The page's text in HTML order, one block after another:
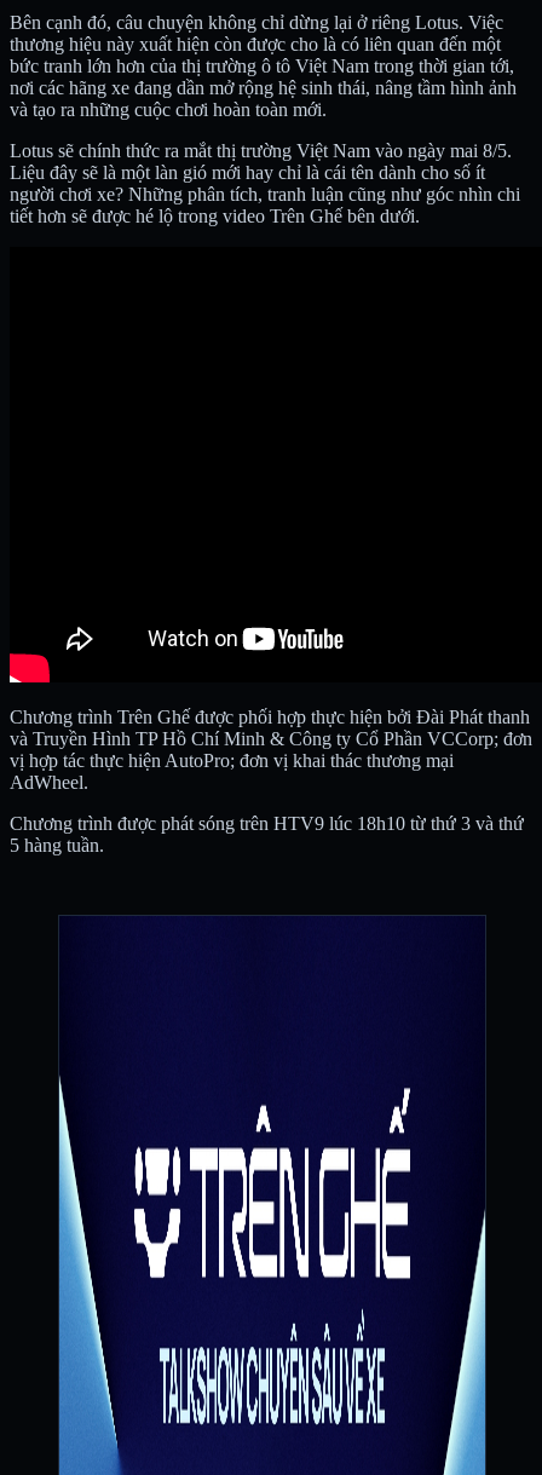
Bên cạnh đó, câu chuyện không chỉ dừng lại ở riêng Lotus. Việc
thương hiệu này xuất hiện còn được cho là có liên quan đến một
bức tranh lớn hơn của thị trường ô tô Việt Nam trong thời gian tới,
nơi các hãng xe đang dần mở rộng hệ sinh thái, nâng tầm hình ảnh
và tạo ra những cuộc chơi hoàn toàn mới.
Lotus sẽ chính thức ra mắt thị trường Việt Nam vào ngày mai 8/5.
Liệu đây sẽ là một làn gió mới hay chỉ là cái tên dành cho số ít
người chơi xe? Những phân tích, tranh luận cũng như góc nhìn chi
tiết hơn sẽ được hé lộ trong video Trên Ghế bên dưới.
Chương trình Trên Ghế được phối hợp thực hiện bởi Đài Phát thanh
và Truyền Hình TP Hồ Chí Minh & Công ty Cổ Phần VCCorp; đơn
vị hợp tác thực hiện AutoPro; đơn vị khai thác thương mại
AdWheel.
Chương trình được phát sóng trên HTV9 lúc 18h10 từ thứ 3 và thứ
5 hàng tuần.